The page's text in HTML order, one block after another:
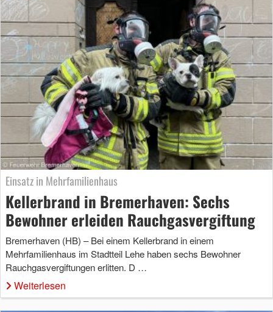
Einsatz in Mehrfamilienhaus
Kellerbrand in Bremerhaven: Sechs
Bewohner erleiden Rauchgasvergiftung
Bremerhaven (HB) – Bei einem Kellerbrand in einem
Mehrfamilienhaus im Stadtteil Lehe haben sechs Bewohner
Rauchgasvergiftungen erlitten. D …
Weiterlesen